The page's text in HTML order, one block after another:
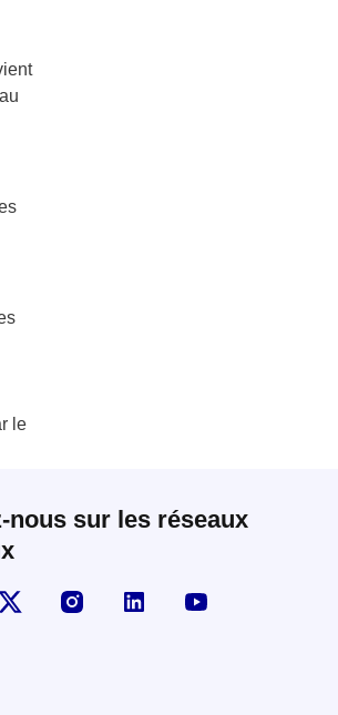
le
nous sur les réseaux
nous sur Facebook
Visiter la page XVisiter la page Instagram
linkedin